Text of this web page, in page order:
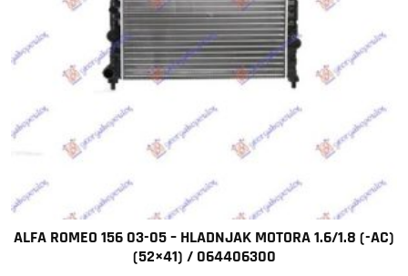
ALFA ROMEO 156 03-05 – HLADNJAK MOTORA 1.6/1.8 (-AC)
(52×41) / 064406300